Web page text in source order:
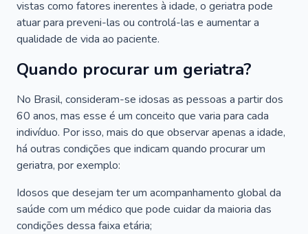
vistas como fatores inerentes à idade, o geriatra pode
atuar para preveni-las ou controlá-las e aumentar a
qualidade de vida ao paciente.
Quando procurar um geriatra?
No Brasil, consideram-se idosas as pessoas a partir dos
60 anos, mas esse é um conceito que varia para cada
indivíduo. Por isso, mais do que observar apenas a idade,
há outras condições que indicam quando procurar um
geriatra, por exemplo:
Idosos que desejam ter um acompanhamento global da
saúde com um médico que pode cuidar da maioria das
condições dessa faixa etária;